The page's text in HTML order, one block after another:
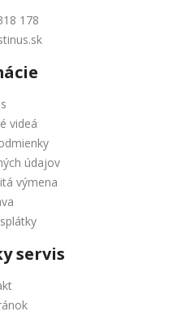
178
videá
údajov
výmena
servis